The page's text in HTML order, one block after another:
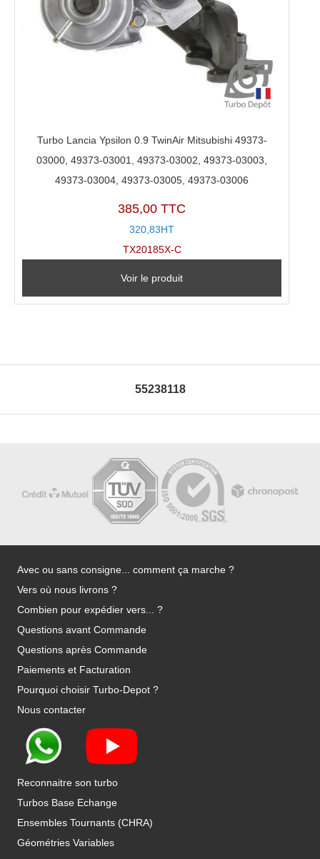
Turbo Lancia Ypsilon 0.9 TwinAir Mitsubishi 49373-
03000, 49373-03001, 49373-03002, 49373-03003,
49373-03004, 49373-03005, 49373-03006
385,00 TTC
320,83HT
TX20185X-C
Voir le produit
55238118
Avec ou sans consigne... comment ça marche ?
Vers où nous livrons ?
Combien pour expédier vers... ?
Questions avant Commande
Questions après Commande
Paiements et Facturation
Pourquoi choisir Turbo-Depot ?
Nous contacter
Reconnaitre son turbo
Turbos Base Echange
Ensembles Tournants (CHRA)
Géométries Variables